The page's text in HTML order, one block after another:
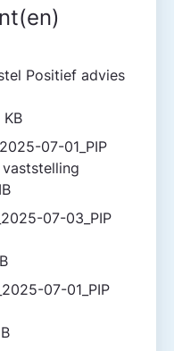
Positief advies
pdf, 154 KB
07-01_PIP
5 MB
07-03_PIP
MB
07-01_PIP
7 MB